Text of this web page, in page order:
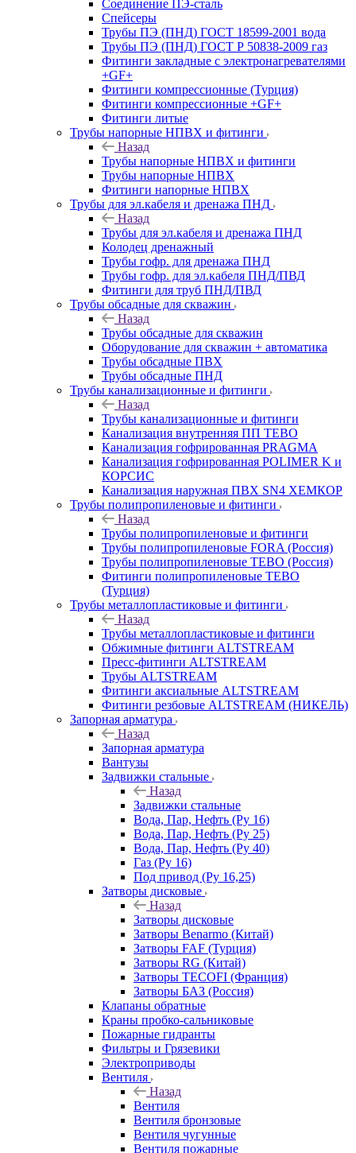
Соединение ПЭ-сталь
Спейсеры
Трубы ПЭ (ПНД) ГОСТ 18599-2001 вода
Трубы ПЭ (ПНД) ГОСТ Р 50838-2009 газ
Фитинги закладные с электронагревателями
+GF+
Фитинги компрессионные (Турция)
Фитинги компрессионные +GF+
Фитинги литые
Трубы напорные НПВХ и фитинги
Назад
Трубы напорные НПВХ и фитинги
Трубы напорные НПВХ
Фитинги напорные НПВХ
Трубы для эл.кабеля и дренажа ПНД
Назад
Трубы для эл.кабеля и дренажа ПНД
Колодец дренажный
Трубы гофр. для дренажа ПНД
Трубы гофр. для эл.кабеля ПНД/ПВД
Фитинги для труб ПНД/ПВД
Трубы обсадные для скважин
Назад
Трубы обсадные для скважин
Оборудование для скважин + автоматика
Трубы обсадные ПВХ
Трубы обсадные ПНД
Трубы канализационные и фитинги
Назад
Трубы канализационные и фитинги
Канализация внутренняя ПП TEBO
Канализация гофрированная PRAGMA
Канализация гофрированная POLIMER K и
КОРСИС
Канализация наружная ПВХ SN4 ХЕМКОР
Трубы полипропиленовые и фитинги
Назад
Трубы полипропиленовые и фитинги
Трубы полипропиленовые FORA (Россия)
Трубы полипропиленовые TEBO (Россия)
Фитинги полипропиленовые TEBO
(Турция)
Трубы металлопластиковые и фитинги
Назад
Трубы металлопластиковые и фитинги
Обжимные фитинги ALTSTREAM
Пресс-фитинги ALTSTREAM
Трубы ALTSTREAM
Фитинги аксиальные ALTSTREAM
Фитинги резбовые ALTSTREAM (НИКЕЛЬ)
Запорная арматура
Назад
Запорная арматура
Вантузы
Задвижки стальные
Назад
Задвижки стальные
Вода, Пар, Нефть (Ру 16)
Вода, Пар, Нефть (Ру 25)
Вода, Пар, Нефть (Ру 40)
Газ (Ру 16)
Под привод (Ру 16,25)
Затворы дисковые
Назад
Затворы дисковые
Затворы Benarmo (Китай)
Затворы FAF (Турция)
Затворы RG (Китай)
Затворы TECOFI (Франция)
Затворы БАЗ (Россия)
Клапаны обратные
Краны пробко-сальниковые
Пожарные гидранты
Фильтры и Грязевики
Электроприводы
Вентиля
Назад
Вентиля
Вентиля бронзовые
Вентиля чугунные
Вентиля пожарные